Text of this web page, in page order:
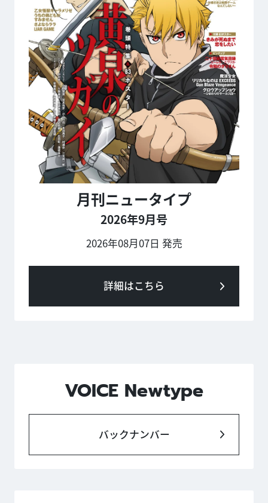
月刊ニュータイプ
2026年9月号
2026年08月07日 発売
詳細はこちら
VOICE Newtype
バックナンバー